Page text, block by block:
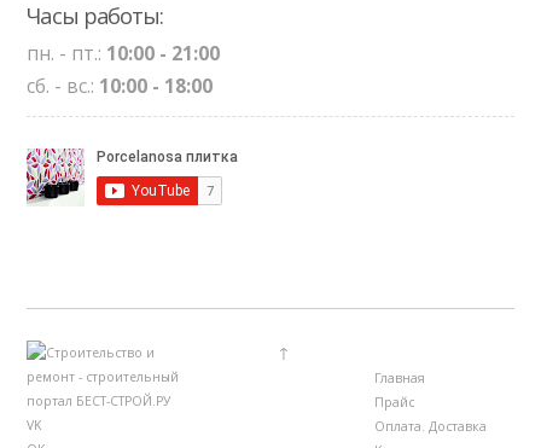
Часы работы:
пн. - пт.: 10:00 - 21:00
сб. - вс.: 10:00 - 18:00
VK
↑
Главная
Прайс
Оплата. Доставка